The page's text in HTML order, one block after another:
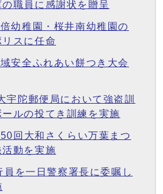
職員に感謝状を贈呈
幼稚園・桜井南幼稚園の
スに任命
安全ふれあい餅つき大会
宇陀郵便局において強盗訓
ルの投てき訓練を実施
回大和さくらい万葉まつ
活動を実施
を一日警察署長に委嘱し